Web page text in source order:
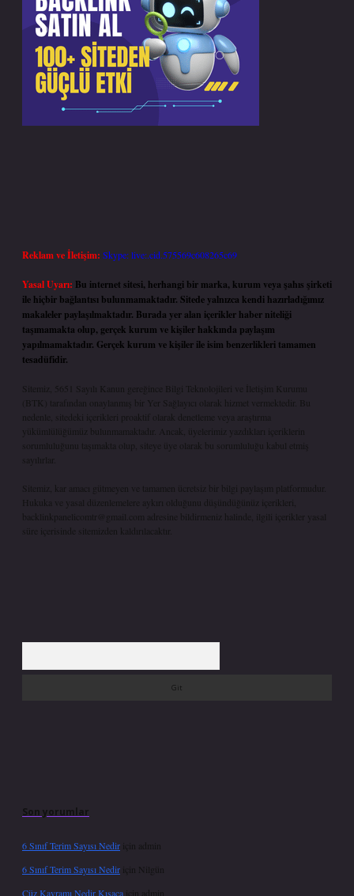
Reklam ve İletişim: Skype: live:.cid.575569c608265c69
Yasal Uyarı: Bu internet sitesi, herhangi bir marka, kurum veya şahıs şirketi
ile hiçbir bağlantısı bulunmamaktadır. Sitede yalnızca kendi hazırladığımız
makaleler paylaşılmaktadır. Burada yer alan içerikler haber niteliği
taşımamakta olup, gerçek kurum ve kişiler hakkında paylaşım
yapılmamaktadır. Gerçek kurum ve kişiler ile isim benzerlikleri tamamen
tesadüfidir.
Sitemiz, 5651 Sayılı Kanun gereğince Bilgi Teknolojileri ve İletişim Kurumu
(BTK) tarafından onaylanmış bir Yer Sağlayıcı olarak hizmet vermektedir. Bu
nedenle, sitedeki içerikleri proaktif olarak denetleme veya araştırma
yükümlülüğümüz bulunmamaktadır. Ancak, üyelerimiz yazdıkları içeriklerin
sorumluluğunu taşımakta olup, siteye üye olarak bu sorumluluğu kabul etmiş
sayılırlar.
Sitemiz, kar amacı gütmeyen ve tamamen ücretsiz bir bilgi paylaşım platformudur.
Hukuka ve yasal düzenlemelere aykırı olduğunu düşündüğünüz içerikleri,
backlinkpanelicomtr@gmail.com
adresine bildirmeniz halinde, ilgili içerikler yasal
süre içerisinde sitemizden kaldırılacaktır.
Son yorumlar
6 Sınıf Terim Sayısı Nedir için
admin
6 Sınıf Terim Sayısı Nedir için Nilgün
Cüz Kavramı Nedir Kısaca için
admin